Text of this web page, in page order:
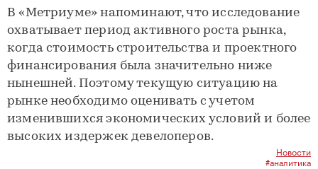
В «Метриуме» напоминают, что исследование
охватывает период активного роста рынка,
когда стоимость строительства и проектного
финансирования была значительно ниже
нынешней. Поэтому текущую ситуацию на
рынке необходимо оценивать с учетом
изменившихся экономических условий и более
высоких издержек девелоперов.
Новости
#аналитика